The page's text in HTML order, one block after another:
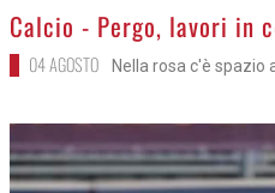
>
Calcio - Pergo, lavori in
04 AGOSTO Nella rosa c'è